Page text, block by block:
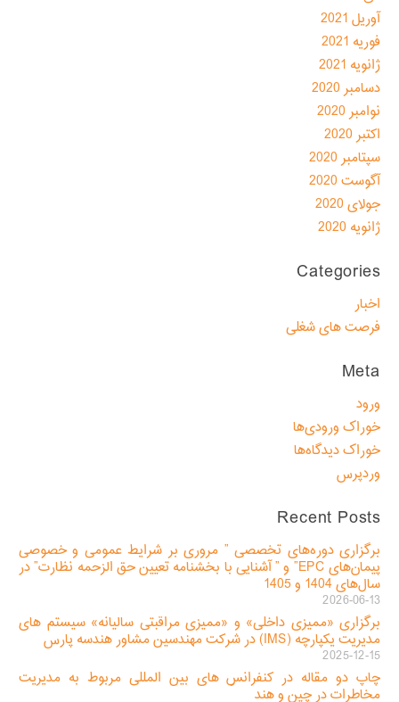
آوریل 2021
فوریه 2021
ژانویه 2021
دسامبر 2020
نوامبر 2020
اکتبر 2020
سپتامبر 2020
آگوست 2020
جولای 2020
ژانویه 2020
Categories
اخبار
فرصت های شغلی
Meta
ورود
خوراک ورودی‌ها
خوراک دیدگاه‌ها
وردپرس
Recent Posts
برگزاری دوره‌های تخصصی ” مروری بر شرایط عمومی و خصوصی
پیمان‌های EPC” و ” آشنایی با بخشنامه تعیین حق الزحمه نظارت” در
سال‌های 1404 و 1405
2026-06-13
برگزاری «ممیزی داخلی» و «ممیزی مراقبتی سالیانه» سیستم های
مدیریت یکپارچه (IMS) در شرکت مهندسین مشاور هندسه پارس
2025-12-15
چاپ دو مقاله در کنفرانس های بین المللی مربوط به مدیریت
مخاطرات در چین و هند